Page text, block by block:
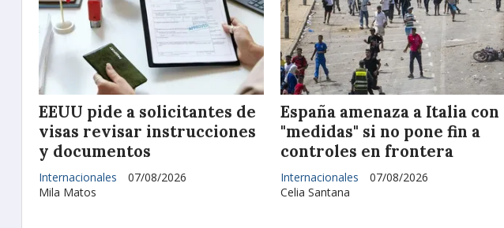
EEUU pide a solicitantes de
visas revisar instrucciones
y documentos
Mila Matos
Internacionales 07/08/2026
España amenaza a Italia con
"medidas" si no pone fin a
controles en frontera
Celia Santana
Internacionales 07/08/2026